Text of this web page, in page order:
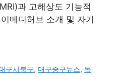
과 고해상도 기능적
메디허브 소개 및 자기
구시북구,대구중구뉴스, 독